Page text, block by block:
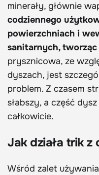
minerały, głównie
codziennego
powierzchniach i
sanitarnych,
prysznicowa, ze
dyszach, jest
problem. Z czasem
słabszy, a część
całkowicie.
Jak działa trik z
Wśród zalet